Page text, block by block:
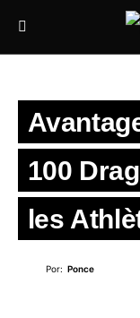
100
les
Por: Ponce